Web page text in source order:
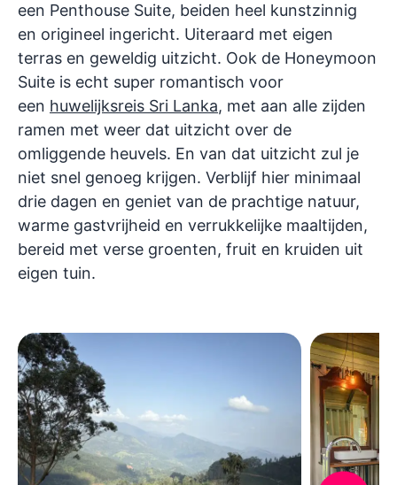
een Penthouse Suite, beiden heel kunstzinnig
en origineel ingericht. Uiteraard met eigen
terras en geweldig uitzicht. Ook de Honeymoon
Suite is echt super romantisch voor
een huwelijksreis Sri Lanka, met aan alle zijden
ramen met weer dat uitzicht over de
omliggende heuvels. En van dat uitzicht zul je
niet snel genoeg krijgen. Verblijf hier minimaal
drie dagen en geniet van de prachtige natuur,
warme gastvrijheid en verrukkelijke maaltijden,
bereid met verse groenten, fruit en kruiden uit
eigen tuin.